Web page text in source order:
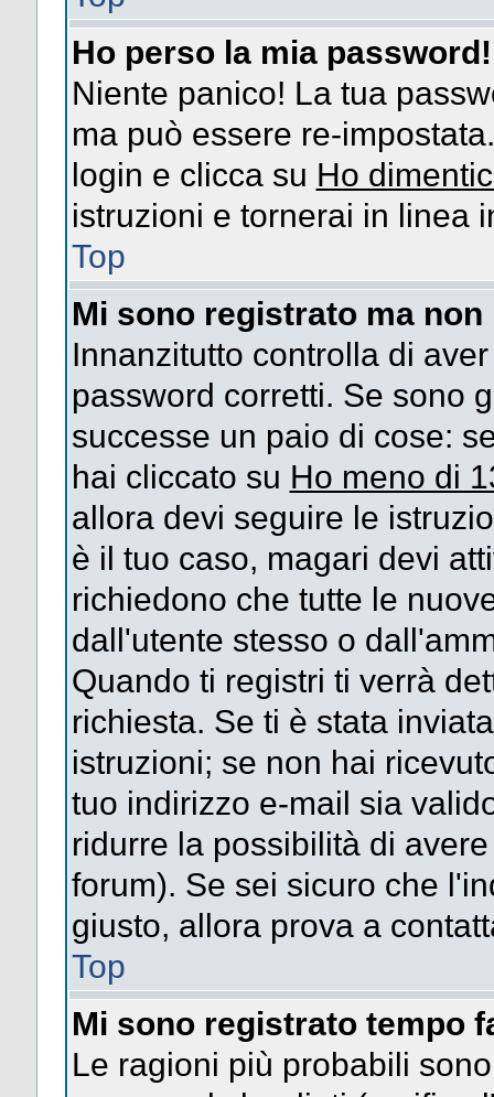
Ho perso la mia password!
Niente panico! La tua
ma può essere re-
login e clicca su Ho
istruzioni e tornerai in linea
Top
Mi sono registrato ma
Innanzitutto controlla di
password corretti. Se sono
successe un paio di cose:
hai cliccato su Ho meno di
allora devi seguire le
è il tuo caso, magari devi
richiedono che tutte le
dall'utente stesso o
Quando ti registri ti verrà
richiesta. Se ti è stata
istruzioni; se non hai
tuo indirizzo e-mail sia
ridurre la possibilità di
forum). Se sei sicuro che
giusto, allora prova a
Top
Mi sono registrato tempo
Le ragioni più probabili